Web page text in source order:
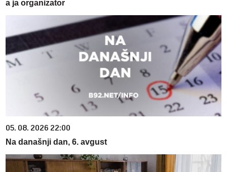
a ja organizator
05. 08. 2026 22:00
Na današnji dan, 6. avgust